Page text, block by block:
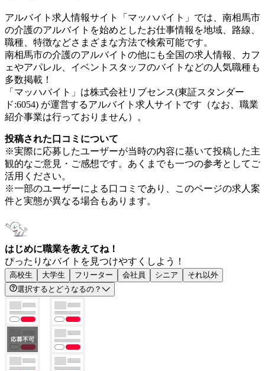
アルバイト求人情報サイト「マッハバイト」では、南相馬市
の介護のアルバイトを始めとしたお仕事情報を地域、路線、
職種、特徴などさまざまな方法で検索可能です。
南相馬市の介護のアルバイトの他にも全国の求人情報、カフ
ェやアパレル、イベントスタッフのバイトなどの人気職種も
多数掲載！
「マッハバイト」は株式会社リブセンス(東証スタンダー
ド:6054) が運営するアルバイト求人サイトです（なお、職業
紹介事業は行っておりません）。
投稿された口コミについて
※実際に応募したユーザーが当時の内容に基いて投稿した主
観的なご意見・ご感想です。あくまでも一つの参考としてご
活用ください。
※一部のユーザーによる口コミであり、このページの求人案
件と実態が異なる場合もあります。
はじめに職業を教えてね！
ぴったりなバイトを見つけやすくしよう！
高校生 大学生 フリーター 会社員 シニア
それ以外
選択するとどうなるの？